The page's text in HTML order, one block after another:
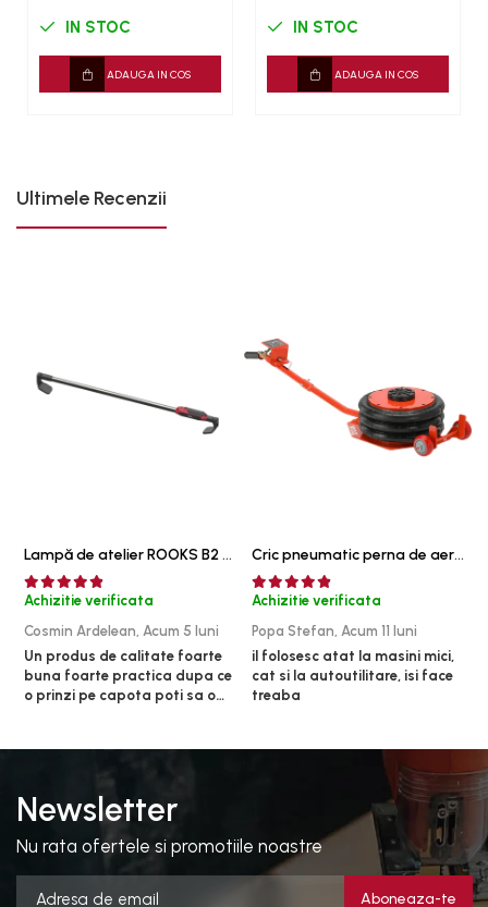
Sistem franare
Sistem Vibro-Power
Sisteme de ridicare si sustinere
Piese de schimb
Scule Vulcanizare
IN STOC
ADAUGA IN COS
IN STOC
ADAUGA IN COS
Ultimele Recenzii
Lampă de atelier ROOKS B2 HYBRID pentru capotă, 2000 lumeni, 5000 mAh
Achizitie verificata
Cosmin Ardelean, Acum 5 luni
Un produs de calitate foarte
buna foarte practica dupa ce
o prinzi pe capota poti sa o
puternica si de la baterie care
bagi la priza nu mai ai treaba
toata ziua ,ce...
Cric pneumatic perna de aer cu inaltator 6T
Achizitie verificata
Popa Stefan, Acum 11 luni
il folosesc atat la masini mici,
cat si la autoutilitare, isi face
treaba
Newsletter
Nu rata ofertele si promotiile noastre